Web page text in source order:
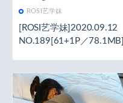
ROSI艺学妹
[ROSI艺学妹]2020.09.12
NO.189[61+1P／78.1MB]